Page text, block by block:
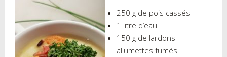
250 g de pois cassés
1 litre d’eau
150 g de lardons
allumettes fumés